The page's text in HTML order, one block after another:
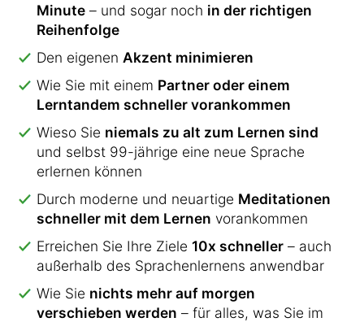
Minute – und sogar noch in der richtigen
Reihenfolge
Den eigenen Akzent minimieren
Wie Sie mit einem Partner oder einem
Lerntandem schneller vorankommen
Wieso Sie niemals zu alt zum Lernen sind
und selbst 99-jährige eine neue Sprache
erlernen können
Durch moderne und neuartige Meditationen
schneller mit dem Lernen vorankommen
Erreichen Sie Ihre Ziele 10x schneller – auch
außerhalb des Sprachenlernens anwendbar
Wie Sie nichts mehr auf morgen
verschieben werden – für alles, was Sie im